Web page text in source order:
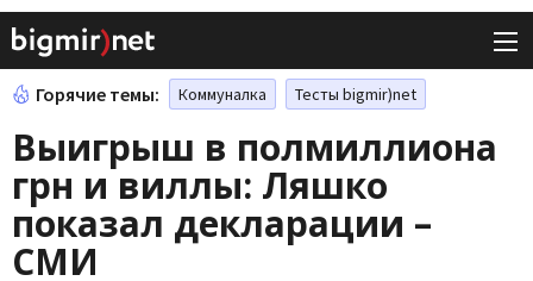
Горячие темы: Коммуналка Тесты bigmir)net
Выигрыш в полмиллиона
грн и виллы: Ляшко
показал декларации –
СМИ